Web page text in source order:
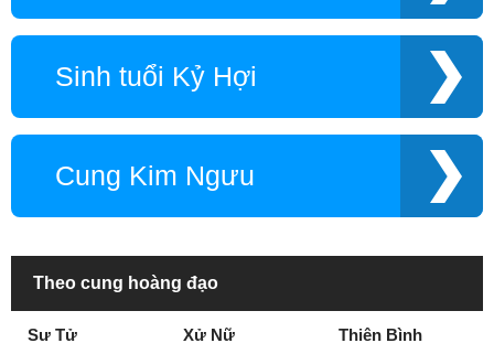
Sinh tuổi Kỷ Hợi
Cung Kim Ngưu
Theo cung hoàng đạo
Sư Tử Xử Nữ Thiên Bình